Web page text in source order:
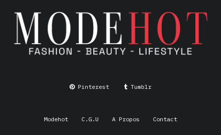
Your email address will not be published.
Required fields
are marked *
Comment*
Pinterest Tumblr
Modehot C.G.U A Propos Contact